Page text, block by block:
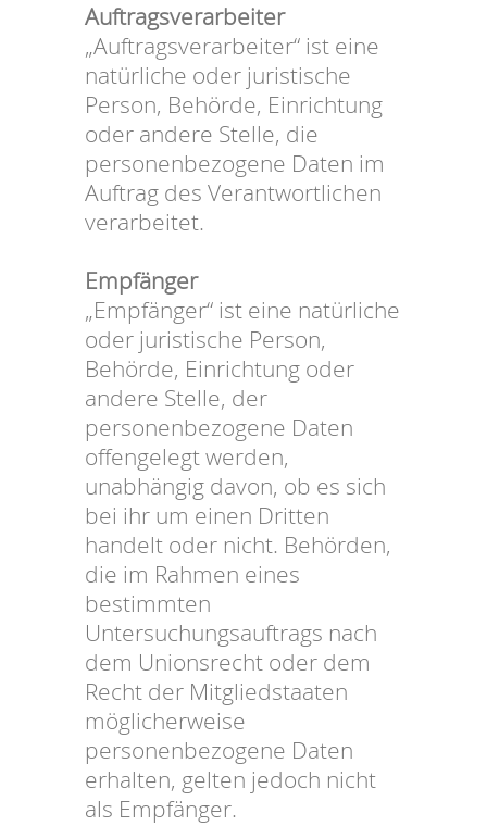
Auftragsverarbeiter
„Auftragsverarbeiter“ ist eine
natürliche oder juristische
Person, Behörde, Einrichtung
oder andere Stelle, die
personenbezogene Daten im
Auftrag des Verantwortlichen
verarbeitet.
Empfänger
„Empfänger“ ist eine natürliche
oder juristische Person,
Behörde, Einrichtung oder
andere Stelle, der
personenbezogene Daten
offengelegt werden,
unabhängig davon, ob es sich
bei ihr um einen Dritten
handelt oder nicht. Behörden,
die im Rahmen eines
bestimmten
Untersuchungsauftrags nach
dem Unionsrecht oder dem
Recht der Mitgliedstaaten
möglicherweise
personenbezogene Daten
erhalten, gelten jedoch nicht
als Empfänger.